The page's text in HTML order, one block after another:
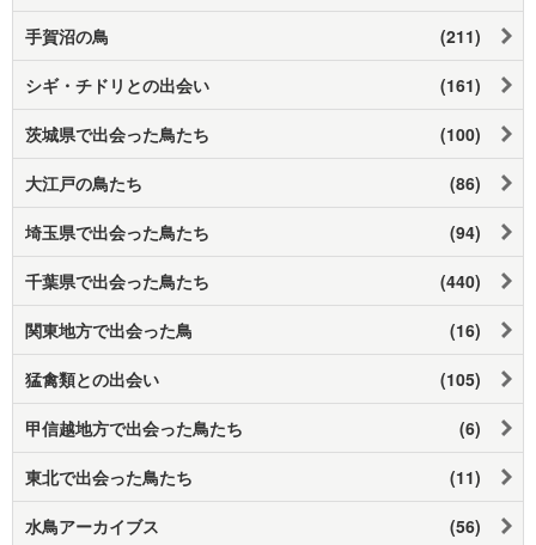
手賀沼の鳥 (211)
シギ・チドリとの出会い (161)
茨城県で出会った鳥たち (100)
大江戸の鳥たち (86)
埼玉県で出会った鳥たち (94)
千葉県で出会った鳥たち (440)
関東地方で出会った鳥 (16)
猛禽類との出会い (105)
甲信越地方で出会った鳥たち (6)
東北で出会った鳥たち (11)
水鳥アーカイブス (56)